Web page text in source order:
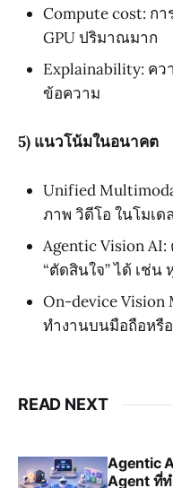
Compute cost: กา
GPU ปริมาณมาก
Explainability: คว
ข้อความ
5) แนวโน้มในอนาคต
Unified
ภาพ วิดีโอ ในโมเด
Agentic Vision AI:
“ตัดสินใจ” ได้ เช่
On-device Vision
ทำงานบนมือถือหรื
READ NEXT
Agentic
Agent ที่